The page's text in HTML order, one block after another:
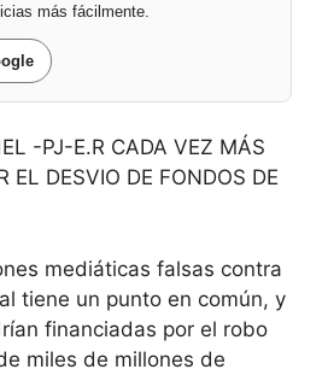
más fácilmente.
-PJ-E.R CADA VEZ MÁS
EL DESVIO DE FONDOS DE
mediáticas falsas contra
tiene un punto en común, y
financiadas por el robo
miles de millones de